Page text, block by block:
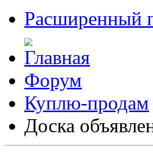
Расширенный
Форум
Куплю-продам
Доска